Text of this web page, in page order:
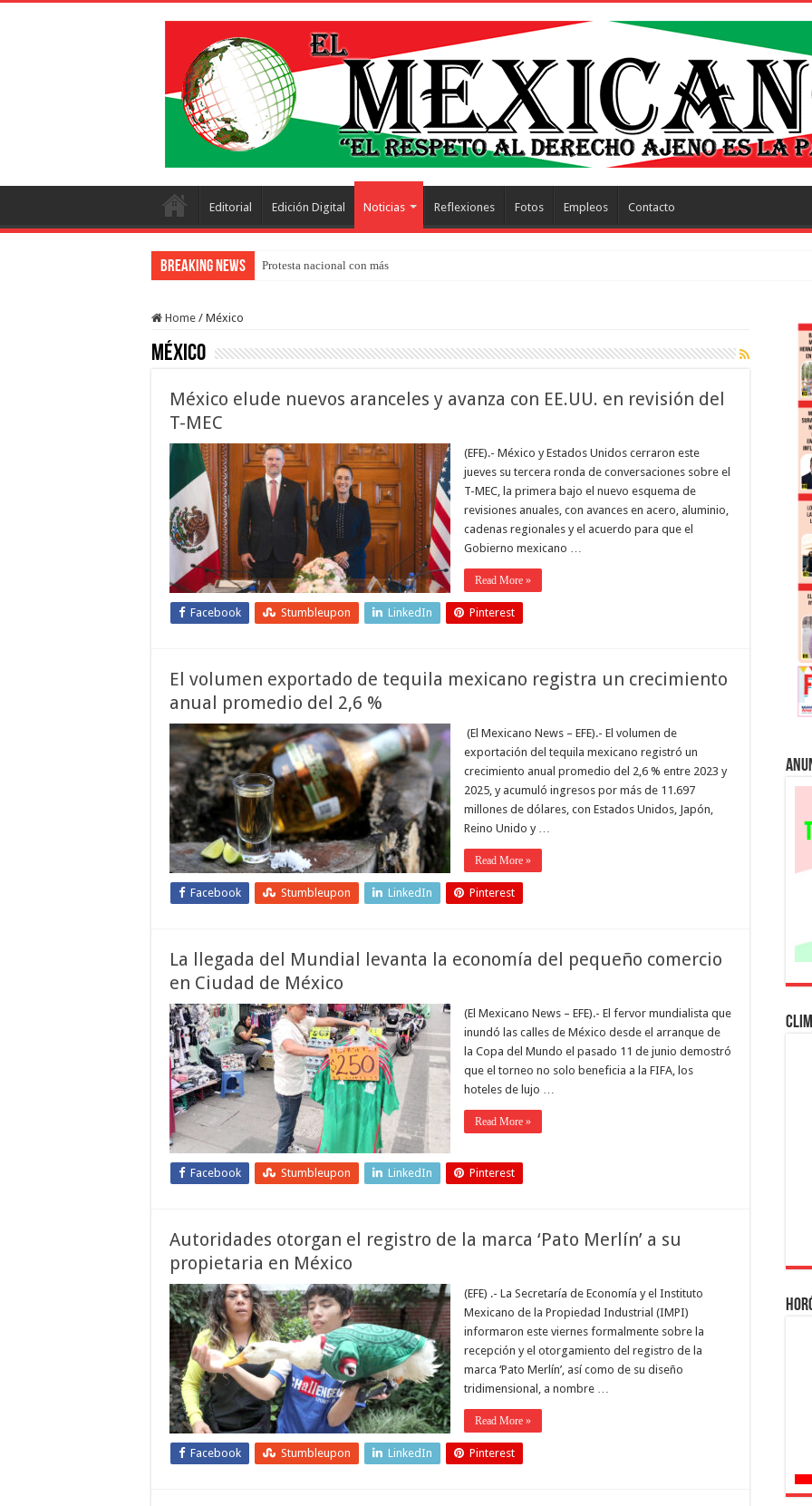
Editorial Edición Digital Noticias Reflexiones Fotos Empleos Contacto
Breaking News Protesta nacional con más de trescientos actos honr
Home / México
México
México elude nuevos aranceles y avanza con EE.UU. en revisión del
T-MEC
(EFE).- México y Estados Unidos cerraron este
jueves su tercera ronda de conversaciones sobre el
T-MEC, la primera bajo el nuevo esquema de
revisiones anuales, con avances en acero, aluminio,
cadenas regionales y el acuerdo para que el
Gobierno mexicano …
Read More »
Facebook Stumbleupon LinkedIn Pinterest
El volumen exportado de tequila mexicano registra un crecimiento
anual promedio del 2,6 %
(El Mexicano News – EFE).- El volumen de
exportación del tequila mexicano registró un
crecimiento anual promedio del 2,6 % entre 2023 y
2025, y acumuló ingresos por más de 11.697
millones de dólares, con Estados Unidos, Japón,
Reino Unido y …
Read More »
Facebook Stumbleupon LinkedIn Pinterest
La llegada del Mundial levanta la economía del pequeño comercio
en Ciudad de México
(El Mexicano News – EFE).- El fervor mundialista que
inundó las calles de México desde el arranque de
la Copa del Mundo el pasado 11 de junio demostró
que el torneo no solo beneficia a la FIFA, los
hoteles de lujo …
Read More »
Facebook Stumbleupon LinkedIn Pinterest
Autoridades otorgan el registro de la marca ‘Pato Merlín’ a su
propietaria en México
(EFE) .- La Secretaría de Economía y el Instituto
Mexicano de la Propiedad Industrial (IMPI)
informaron este viernes formalmente sobre la
recepción y el otorgamiento del registro de la
marca ‘Pato Merlín’, así como de su diseño
tridimensional, a nombre …
Read More »
Facebook Stumbleupon LinkedIn Pinterest